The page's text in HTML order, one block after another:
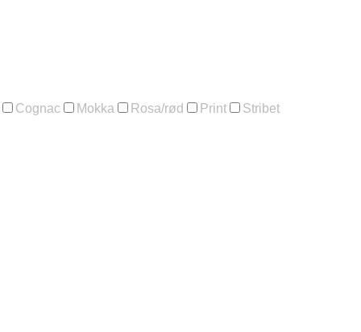
Cognac Mokka Rosa/rød Print Stribet